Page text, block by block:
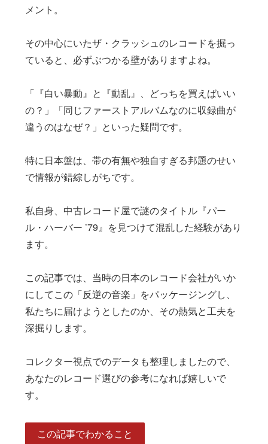
メント。
その中心にいたザ・クラッシュのレコードを掘っ
ていると、必ずぶつかる壁がありますよね。
「『白い暴動』と『動乱』、どっちを買えばいい
の？」「同じファーストアルバムなのに収録曲が
違うのはなぜ？」といった疑問です。
特に日本盤は、帯の有無や独自すぎる邦題のせい
で情報が錯綜しがちです。
私自身、中古レコード屋で謎のタイトル『パー
ル・ハーバー ’79』を見つけて混乱した経験があり
ます。
この記事では、当時の日本のレコード会社がいか
にしてこの「反逆の音楽」をパッケージングし、
私たちに届けようとしたのか、その熱気と工夫を
深掘りします。
コレクター視点でのデータも整理しましたので、
あなたのレコード選びの参考になれば嬉しいで
す。
この記事でわかること